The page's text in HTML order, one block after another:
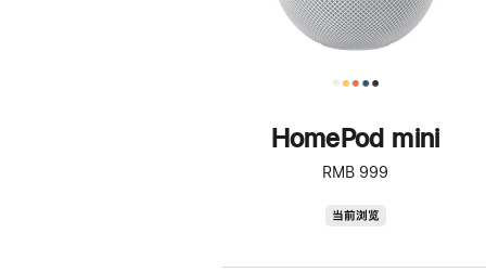
HomePod mini
RMB 999
当前浏览